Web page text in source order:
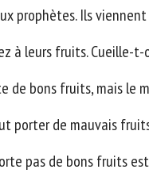
prophètes. Ils
à leurs fruits. Cueille-t-
de bons fruits, mais le
porter de mauvais
pas de bons fruits